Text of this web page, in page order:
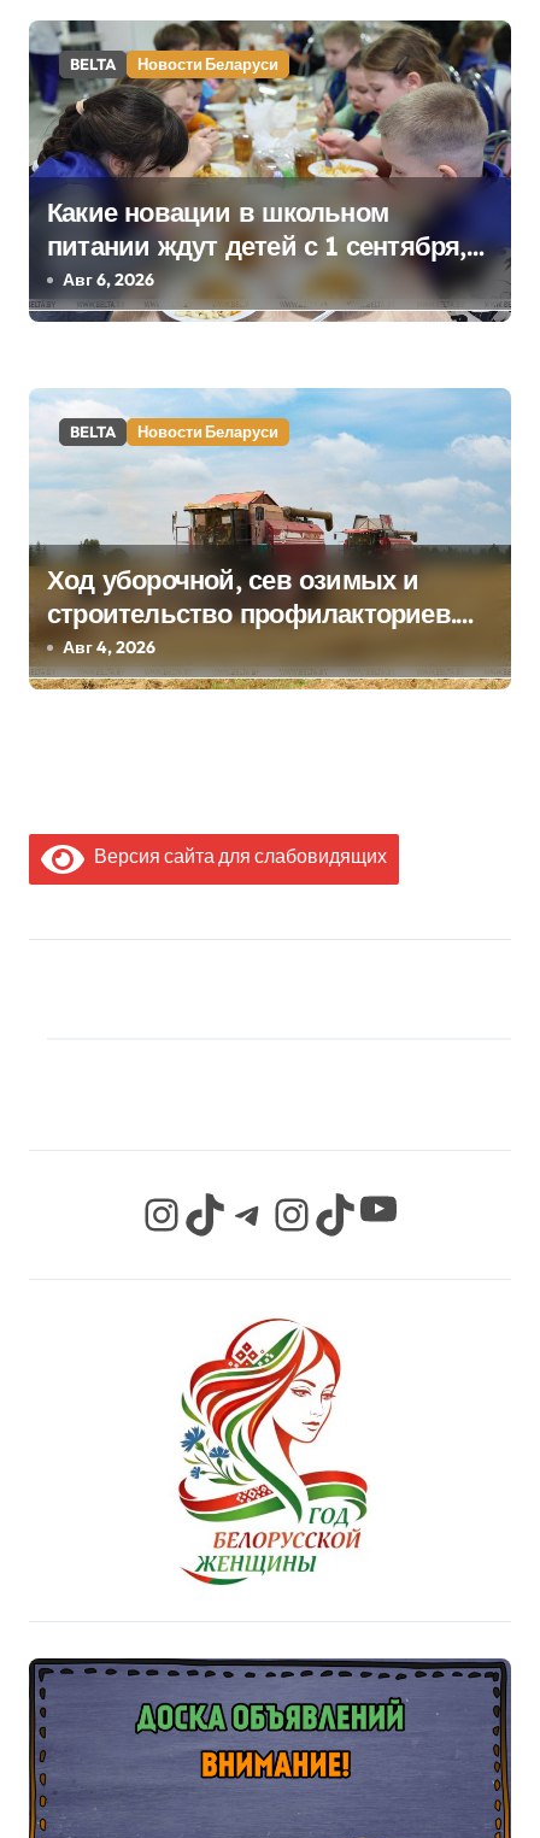
а
п
и
с
я
м
BELTA Новости Беларуси
Какие новации в школьном
питании ждут детей с 1 сентября,
рассказали в правительстве
Авг 6, 2026
BELTA Новости Беларуси
Ход уборочной, сев озимых и
строительство профилакториев.
Лукашенко заслушал доклад главы
Минсельхозпрода
Авг 4, 2026
Версия сайта для слабовидящих
InstagramTikTok Telegram InstagramTikTok YouTube